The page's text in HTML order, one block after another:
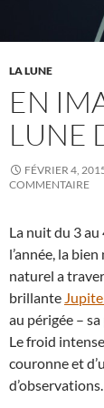
LA LUNE
EN
LUNE
FÉVRIER 4,
COMMENTAIRE
La nuit du 3 au
l’année, la
naturel a
brillante
au périgée –
Le froid
couronne et
d’observations.